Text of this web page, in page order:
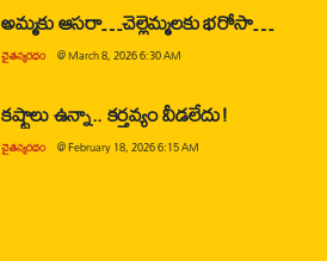
అమ్మకు ఆసరా…చెల్లెమ్మలకు భరోసా…
చైతన్యరధం @March 8, 2026 6:30 AM
కష్టాలు ఉన్నా.. కర్తవ్యం వీడలేదు!
చైతన్యరధం @February 18, 2026 6:15 AM